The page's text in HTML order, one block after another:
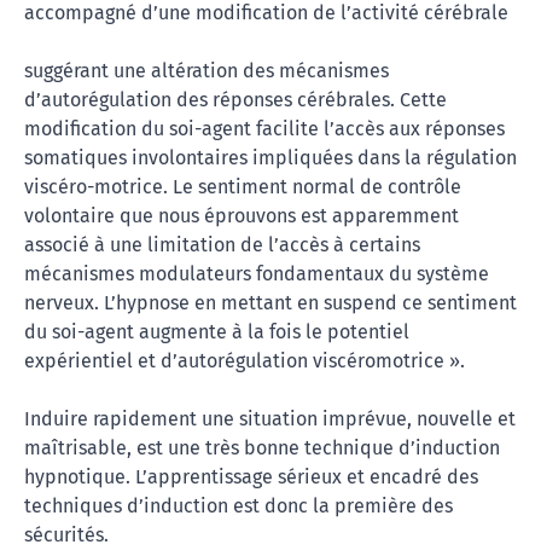
accompagné d’une modification de l’activité cérébrale
suggérant une altération des mécanismes
d’autorégulation des réponses cérébrales. Cette
modification du soi-agent facilite l’accès aux réponses
somatiques involontaires impliquées dans la régulation
viscéro-motrice. Le sentiment normal de contrôle
volontaire que nous éprouvons est apparemment
associé à une limitation de l’accès à certains
mécanismes modulateurs fondamentaux du système
nerveux. L’hypnose en mettant en suspend ce sentiment
du soi-agent augmente à la fois le potentiel
expérientiel et d’autorégulation viscéromotrice ».
Induire rapidement une situation imprévue, nouvelle et
maîtrisable, est une très bonne technique d’induction
hypnotique. L’apprentissage sérieux et encadré des
techniques d’induction est donc la première des
sécurités.